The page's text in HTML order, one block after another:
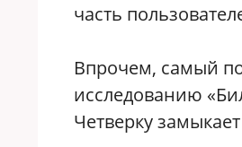
часть
Впрочем, самый
исследованию
Четверку